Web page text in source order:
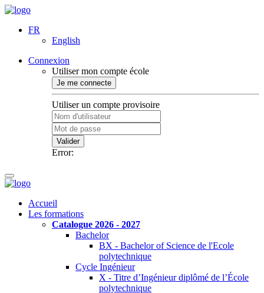
FR
English
Connexion
Utiliser mon compte école
Je me connecte
Utiliser un compte provisoire
Valider
Error:
Accueil
Les formations
Catalogue 2026 - 2027
Bachelor
BX - Bachelor of Science de l'Ecole
polytechnique
Cycle Ingénieur
X - Titre d’Ingénieur diplômé de l’École
polytechnique